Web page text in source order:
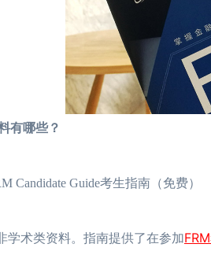
哪些？
Guide考生指南（免费）
术类资料。指南提供了在参加